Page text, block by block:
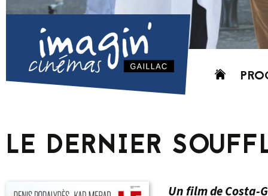
Aller
LE DERNIER
Un film de Costa-